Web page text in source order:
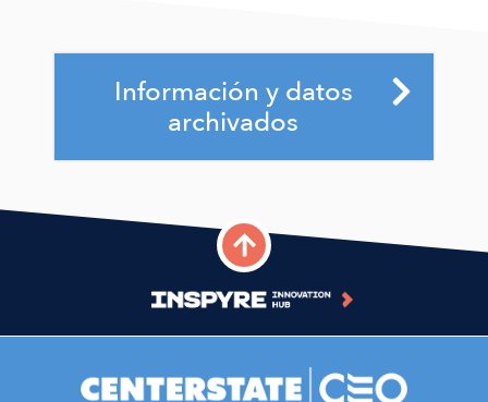
Información y datos
archivados
Syracuse, NY Fact Sheet -
Sept., 2023
September 12, 2023
Work Train Releases New
Data Report for Syracuse
MSA